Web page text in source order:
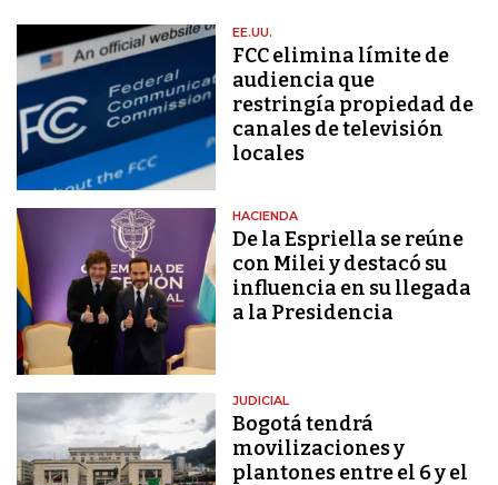
EE.UU.
FCC elimina límite de
audiencia que
restringía propiedad de
canales de televisión
locales
HACIENDA
De la Espriella se reúne
con Milei y destacó su
influencia en su llegada
a la Presidencia
JUDICIAL
Bogotá tendrá
movilizaciones y
plantones entre el 6 y el